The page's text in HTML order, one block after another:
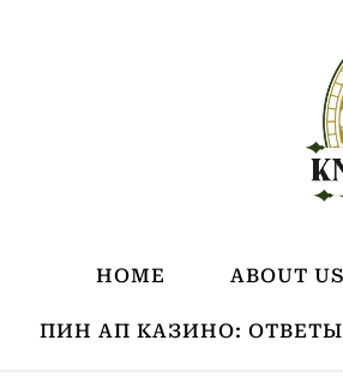
HOME ABOUT US
ПИН АП КАЗИНО: